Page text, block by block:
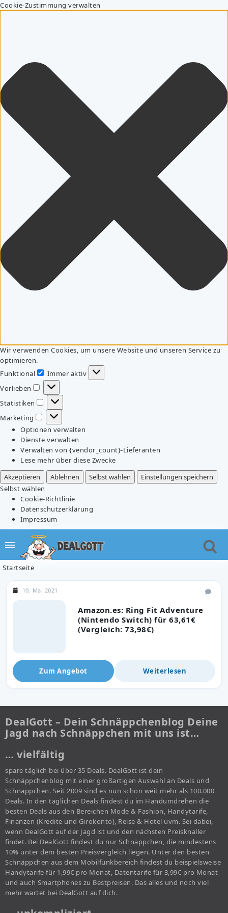
Cookie-Zustimmung verwalten
Wir verwenden Cookies, um unsere Website und unseren Service zu
optimieren.
Funktional
Funktional
Immer aktiv
Vorlieben
Vorlieben
Statistiken
Statistiken
Marketing
Marketing
Optionen verwalten
Dienste verwalten
Verwalten von {vendor_count}-Lieferanten
Lese mehr über diese Zwecke
Akzeptieren
Ablehnen Selbst wählen
Einstellungen speichern
Selbst wählen
Cookie-Richtlinie
Datenschutzerklärung
Impressum
Startseite
Amazon.es: Ring Fit Adventure
(Nintendo Switch) für 63,61€
(Vergleich: 73,98€)
10. Mai 2021
Zum Angebot Weiterlesen
DealGott – Dein Schnäppchenblog Deine
Jagd nach Schnäppchen mit uns ist…
… vielfältig
spare täglich bei über 35 Deals. DealGott ist dein
Schnäppchenblog mit einer großartigen Auswahl an Deals und
Schnäppchen. Seit 2009 sind es nun schon weit mehr als 100.000
Deals. In den täglichen Deals findest du im Handumdrehen die
besten Deals aus den Bereichen Mode & Fashion, Handytarife,
Finanzen (Kredite und Girokonto), Reise & Hotel uvm. Sei dabei,
wenn DealGott auf der Jagd ist und den nächsten Preisknaller
findet. Bei DealGott findest du nur Schnäppchen, die mindestens
10% unter dem besten Preisvergleich liegen. Unter den besten
Schnäppchen aus dem Mobilfunkbereich findest du beispielsweise
Handytarife für 1,99€ pro Monat, Datentarife für 3,99€ pro Monat
und auch Smartphones zu Bestpreisen. Das alles und noch viel
mehr wartet bei DealGott auf dich.